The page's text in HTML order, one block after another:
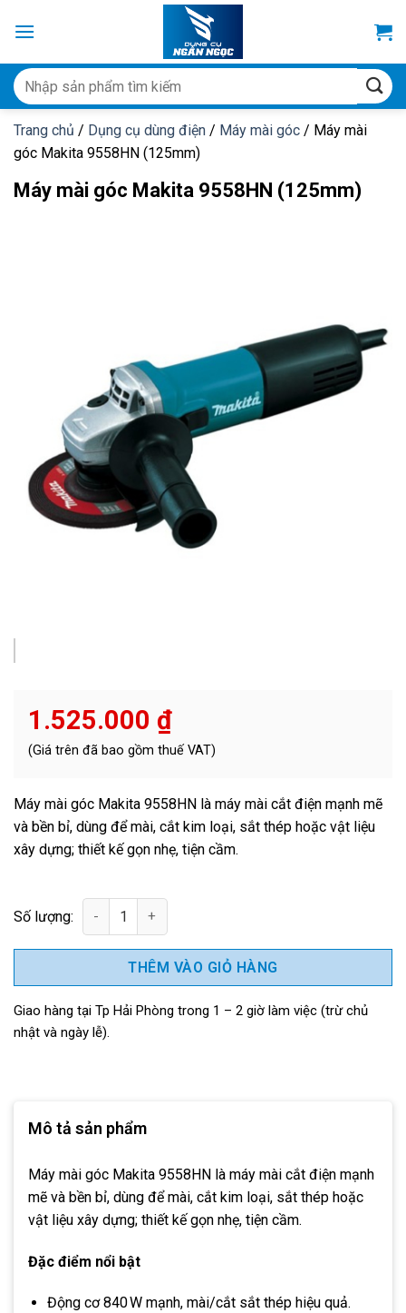
qua
dung
Tìm
kiếm:
Trang chủ / Dụng cụ dùng điện / Máy mài góc / Máy mài
góc Makita 9558HN (125mm)
Máy mài góc Makita 9558HN (125mm)
1.525.000 ₫
(Giá trên đã bao gồm thuế VAT)
Máy mài góc Makita 9558HN là máy mài cắt điện mạnh mẽ
và bền bỉ, dùng để mài, cắt kim loại, sắt thép hoặc vật liệu
xây dựng; thiết kế gọn nhẹ, tiện cầm.
Máy mài góc Makita 9558HN (125mm) số lượng
THÊM VÀO GIỎ HÀNG
Giao hàng tại Tp Hải Phòng trong 1 – 2 giờ làm việc (trừ chủ
nhật và ngày lễ).
Mô tả sản phẩm
Máy mài góc Makita 9558HN là máy mài cắt điện mạnh
mẽ và bền bỉ, dùng để mài, cắt kim loại, sắt thép hoặc
vật liệu xây dựng; thiết kế gọn nhẹ, tiện cầm.
Đặc điểm nổi bật
Động cơ 840 W mạnh, mài/cắt sắt thép hiệu quả.